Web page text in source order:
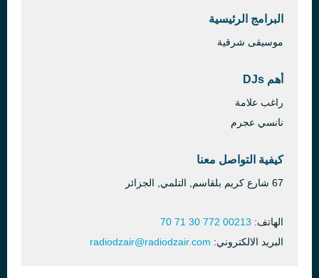
البرامج الرئيسية
موسيقى شرقية
أهم DJs
راغب علامة
نانسي عجرم
كيفية التواصل معنا
67 شارع كريم بلقاسم, التلمي, الجزائر
الهاتف: 00213 772 30 71 70
البريد الالكتروني: radiodzair@radiodzair.com